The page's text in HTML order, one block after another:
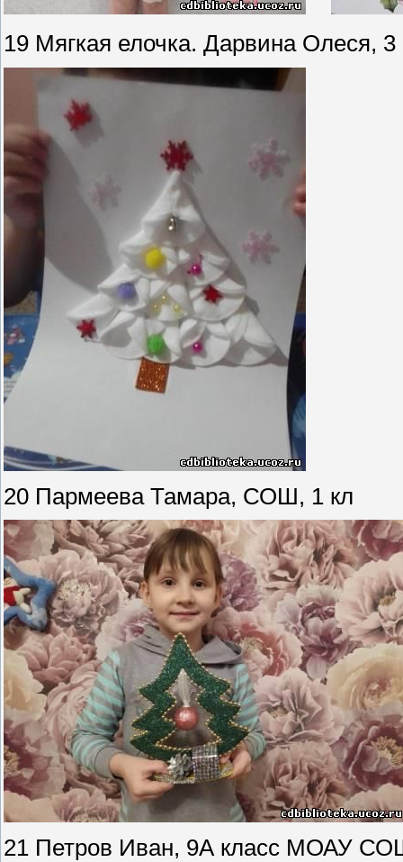
19 Мягкая елочка. Дарвина Олеся,
20 Пармеева Тамара, СОШ, 1 кл
21 Петров Иван, 9А класс МОАУ